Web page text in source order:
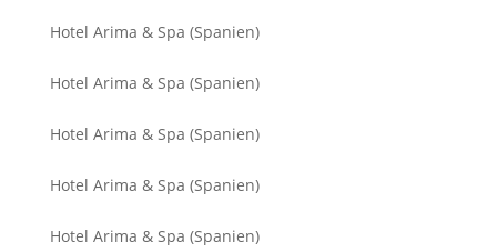
Hotel Arima & Spa (Spanien)
Hotel Arima & Spa (Spanien)
Hotel Arima & Spa (Spanien)
Hotel Arima & Spa (Spanien)
Hotel Arima & Spa (Spanien)